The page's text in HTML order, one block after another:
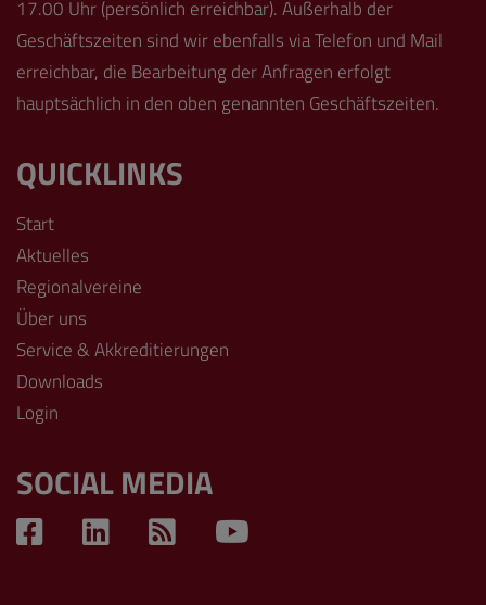
17.00 Uhr (persönlich erreichbar). Außerhalb der
Geschäftszeiten sind wir ebenfalls via Telefon und Mail
erreichbar, die Bearbeitung der Anfragen erfolgt
hauptsächlich in den oben genannten Geschäftszeiten.
QUICKLINKS
Start
Aktuelles
Regionalvereine
Über uns
Service & Akkreditierungen
Downloads
Login
SOCIAL MEDIA